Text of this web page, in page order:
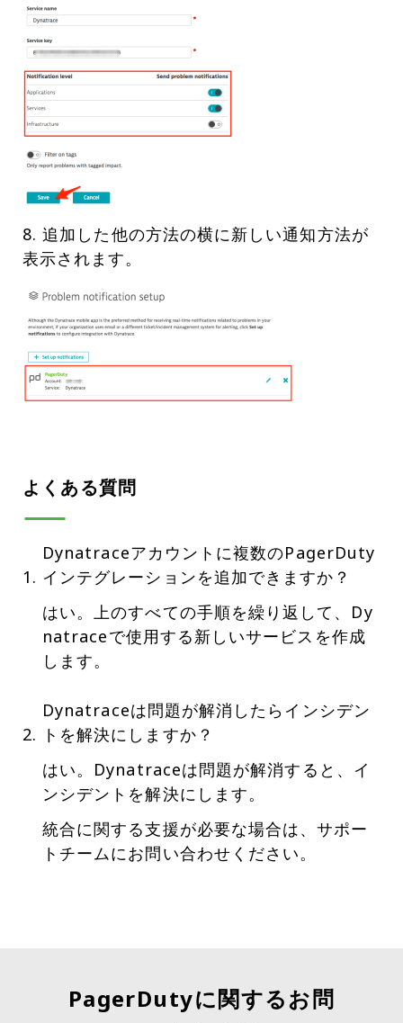
8. 追加した他の方法の横に新しい通知方法が
表示されます。
よくある質問
Dynatraceアカウントに複数のPagerDuty
インテグレーションを追加できますか？
はい。上のすべての手順を繰り返して、Dy
natraceで使用する新しいサービスを作成
します。
Dynatraceは問題が解消したらインシデン
トを解決にしますか？
はい。Dynatraceは問題が解消すると、イ
ンシデントを解決にします。
統合に関する支援が必要な場合は、サポー
トチームにお問い合わせください。
PagerDutyに関するお問